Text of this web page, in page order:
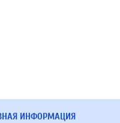
ИНФОРМАЦИЯ